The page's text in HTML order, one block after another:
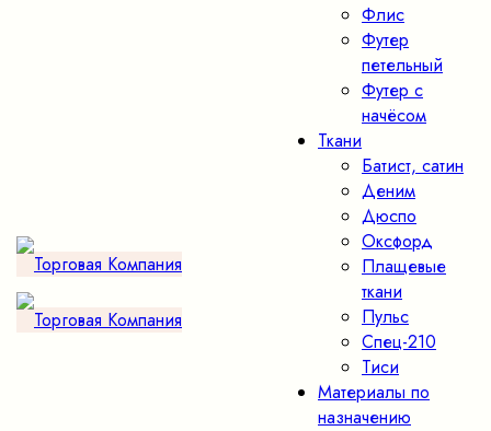
Флис
Футер
петельный
Футер с
начёсом
Ткани
Батист, сатин
Деним
Дюспо
Оксфорд
Плащевые
ткани
Пульс
Спец-210
Тиси
Материалы по
назначению